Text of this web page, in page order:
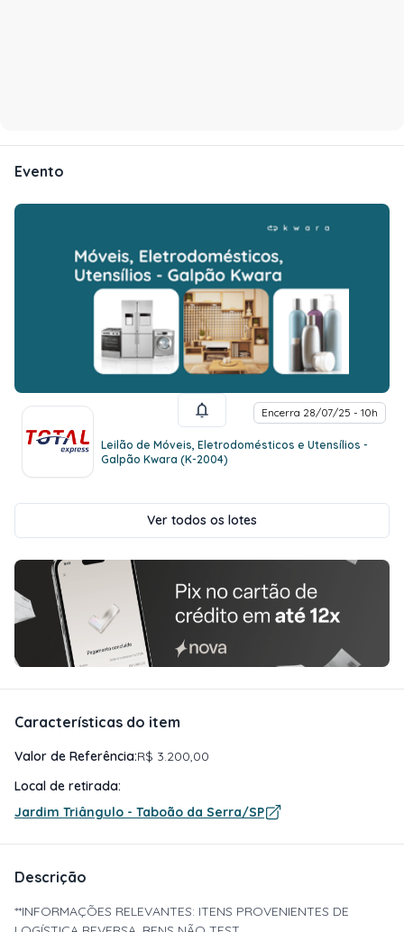
Evento
Encerra 28/07/25 - 10h
Leilão de Móveis, Eletrodomésticos e Utensílios -
Galpão Kwara (K-2004)
Ver todos os lotes
Características do item
Valor de Referência:R$ 3.200,00
Local de retirada:
Jardim Triângulo - Taboão da Serra/SP
Descrição
**INFORMAÇÕES RELEVANTES: ITENS PROVENIENTES DE